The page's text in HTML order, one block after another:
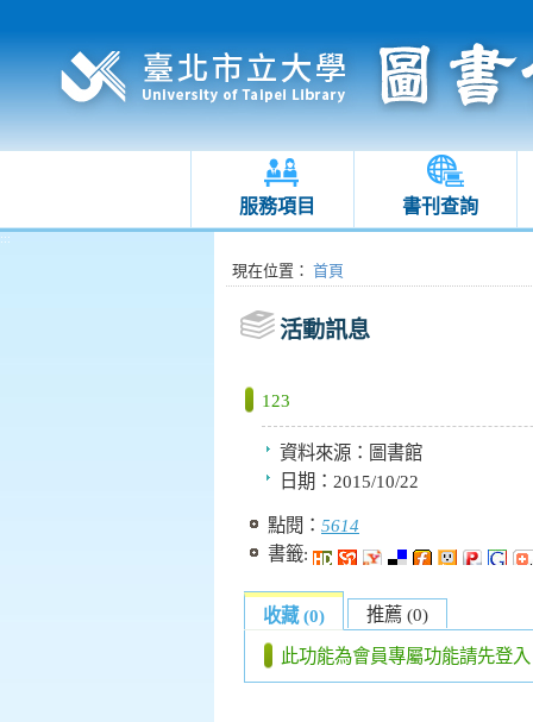
服務項目 書刊查詢
:::
:::現在位置 ： 首頁
活動訊息
123
資料來源： 圖書館
日期： 2015/10/22
點閱： 5614
書籤:
收藏 (0) 推薦 (0)
此功能為會員專屬功能請先登入